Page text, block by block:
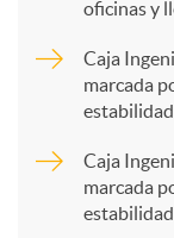
a
oficinas y
Caja
marcada
Caja
marcada